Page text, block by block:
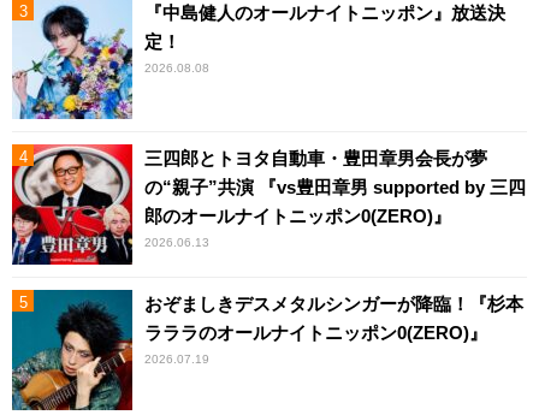
『中島健人のオールナイトニッポン』放送決
定！
2026.08.08
三四郎とトヨタ自動車・豊田章男会長が夢
の“親子”共演 『vs豊田章男 supported by 三四
郎のオールナイトニッポン0(ZERO)』
2026.06.13
おぞましきデスメタルシンガーが降臨！『杉本
ラララのオールナイトニッポン0(ZERO)』
2026.07.19